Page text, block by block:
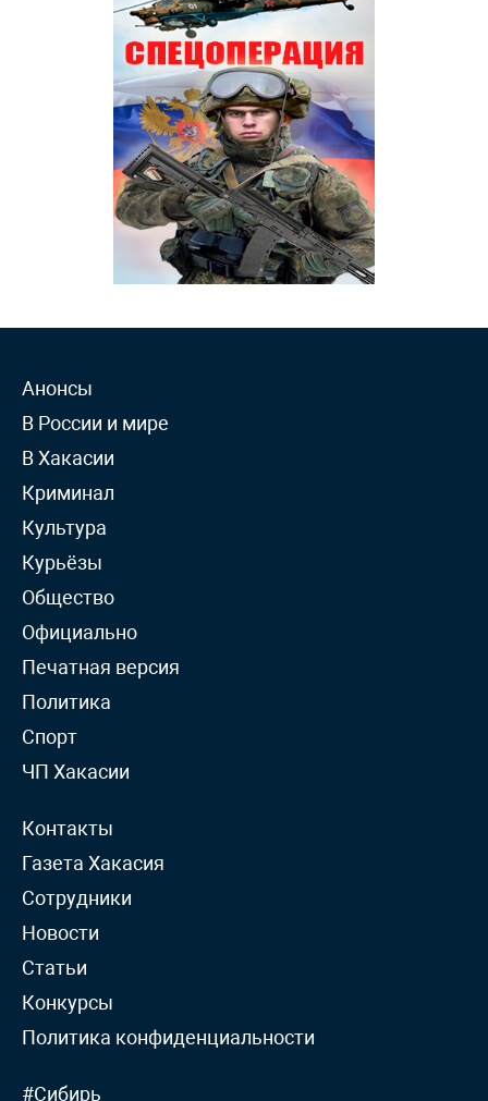
Анонсы
В России и мире
В Хакасии
Криминал
Культура
Курьёзы
Общество
Официально
Печатная версия
Политика
Спорт
ЧП Хакасии
Контакты
Газета Хакасия
Сотрудники
Новости
Статьи
Конкурсы
Политика конфиденциальности
#Сибирь